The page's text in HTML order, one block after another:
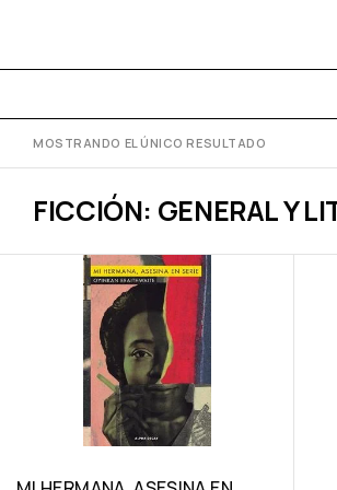
MOSTRANDO EL ÚNICO RESULTADO
FICCIÓN: GENERAL Y